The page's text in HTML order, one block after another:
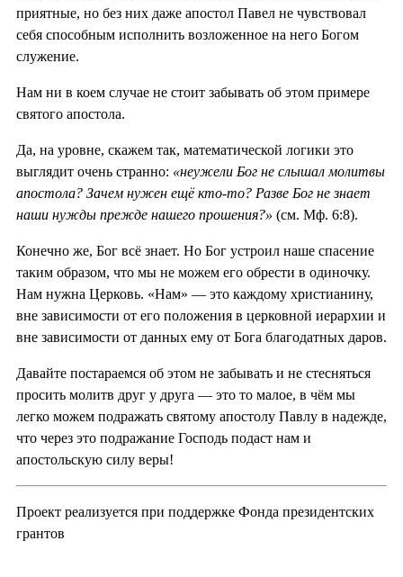
приятные, но без них даже апостол Павел не чувствовал
себя способным исполнить возложенное на него Богом
служение.
Нам ни в коем случае не стоит забывать об этом примере
святого апостола.
Да, на уровне, скажем так, математической логики это
выглядит очень странно: «неужели Бог не слышал молитвы
апостола? Зачем нужен ещё кто-то? Разве Бог не знает
наши нужды прежде нашего прошения?» (см. Мф. 6:8).
Конечно же, Бог всё знает. Но Бог устроил наше спасение
таким образом, что мы не можем его обрести в одиночку.
Нам нужна Церковь. «Нам» — это каждому христианину,
вне зависимости от его положения в церковной иерархии и
вне зависимости от данных ему от Бога благодатных даров.
Давайте постараемся об этом не забывать и не стесняться
просить молитв друг у друга — это то малое, в чём мы
легко можем подражать святому апостолу Павлу в надежде,
что через это подражание Господь подаст нам и
апостольскую силу веры!
Проект реализуется при поддержке Фонда президентских
грантов